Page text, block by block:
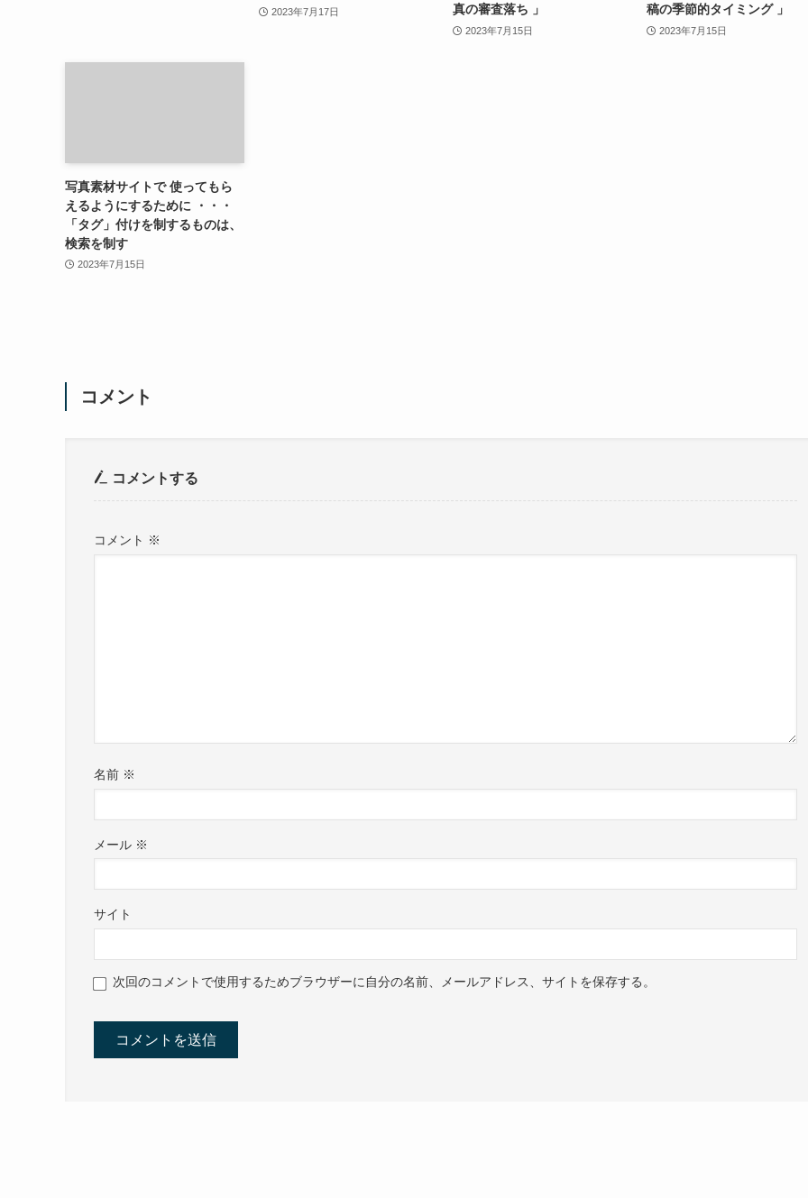
2023年7月17日
真の審査落ち 」
2023年7月15日
稿の季節的タイミング 」
2023年7月15日
写真素材サイトで 使ってもら
えるようにするために ・・・
「タグ」付けを制するものは、
検索を制す
2023年7月15日
コメント
コメントする
コメント ※
名前 ※
メール ※
サイト
次回のコメントで使用するためブラウザーに自分の名前、メールアドレス、サイトを保存する。